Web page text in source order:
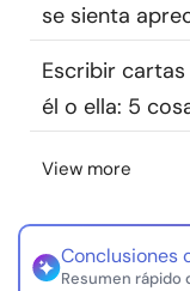
Idioma
nosotros
se sienta
Escribir
él o ella: 5
View more
Conclusiones
Resumen rápido